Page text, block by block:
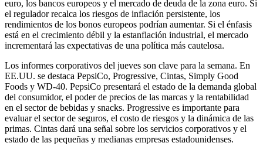
euro, los bancos europeos y el mercado de deuda de la zona euro. Si
el regulador recalca los riesgos de inflación persistente, los
rendimientos de los bonos europeos podrían aumentar. Si el énfasis
está en el crecimiento débil y la estanflación industrial, el mercado
incrementará las expectativas de una política más cautelosa.
Los informes corporativos del jueves son clave para la semana. En
EE.UU. se destaca PepsiCo, Progressive, Cintas, Simply Good
Foods y WD-40. PepsiCo presentará el estado de la demanda global
del consumidor, el poder de precios de las marcas y la rentabilidad
en el sector de bebidas y snacks. Progressive es importante para
evaluar el sector de seguros, el costo de riesgos y la dinámica de las
primas. Cintas dará una señal sobre los servicios corporativos y el
estado de las pequeñas y medianas empresas estadounidenses.